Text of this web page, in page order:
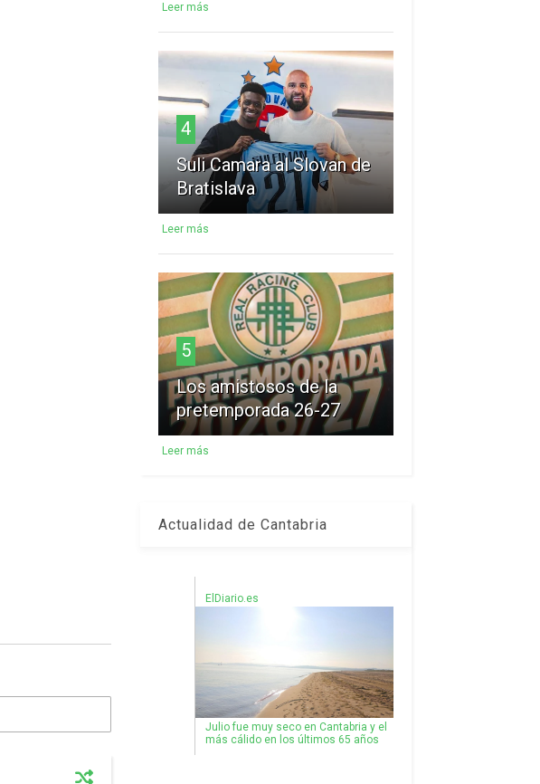
Leer más
4
Suli Camara al Slovan de
Bratislava
Leer más
5
Los amistosos de la
pretemporada 26-27
Leer más
Actualidad de Cantabria
ElDiario.es
Julio fue muy seco en Cantabria y el
más cálido en los últimos 65 años